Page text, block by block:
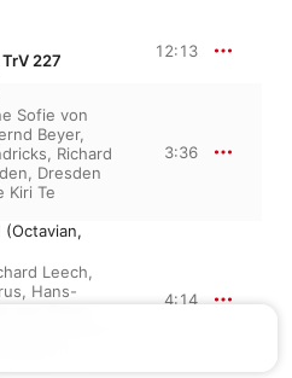
227 12:13
Sofie von
Beyer,
, Richard
, Dresden
Kiri Te
3:36
Leech,
, Hans-
4:14